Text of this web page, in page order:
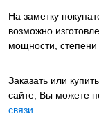
На заметку
возможно
мощности,
Заказать или
сайте, Вы можете
связи.